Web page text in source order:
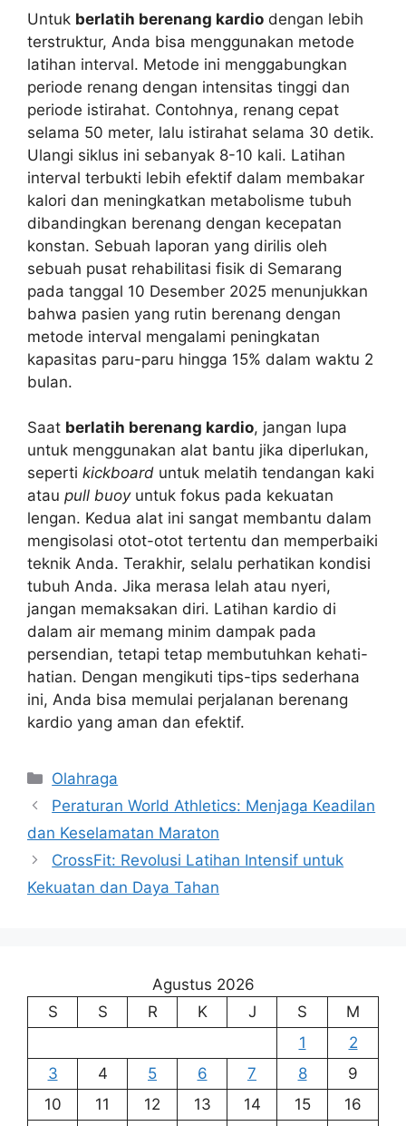
Untuk berlatih berenang kardio dengan lebih
terstruktur, Anda bisa menggunakan metode
latihan interval. Metode ini menggabungkan
periode renang dengan intensitas tinggi dan
periode istirahat. Contohnya, renang cepat
selama 50 meter, lalu istirahat selama 30 detik.
Ulangi siklus ini sebanyak 8-10 kali. Latihan
interval terbukti lebih efektif dalam membakar
kalori dan meningkatkan metabolisme tubuh
dibandingkan berenang dengan kecepatan
konstan. Sebuah laporan yang dirilis oleh
sebuah pusat rehabilitasi fisik di Semarang
pada tanggal 10 Desember 2025 menunjukkan
bahwa pasien yang rutin berenang dengan
metode interval mengalami peningkatan
kapasitas paru-paru hingga 15% dalam waktu 2
bulan.
Saat berlatih berenang kardio, jangan lupa
untuk menggunakan alat bantu jika diperlukan,
seperti kickboard untuk melatih tendangan kaki
atau pull buoyuntuk fokus pada kekuatan
lengan. Kedua alat ini sangat membantu dalam
mengisolasi otot-otot tertentu dan memperbaiki
teknik Anda. Terakhir, selalu perhatikan kondisi
tubuh Anda. Jika merasa lelah atau nyeri,
jangan memaksakan diri. Latihan kardio di
dalam air memang minim dampak pada
persendian, tetapi tetap membutuhkan kehati-
hatian. Dengan mengikuti tips-tips sederhana
ini, Anda bisa memulai perjalanan berenang
kardio yang aman dan efektif.
Kategori
Olahraga
Peraturan World Athletics: Menjaga Keadilan
dan Keselamatan Maraton
CrossFit: Revolusi Latihan Intensif untuk
Kekuatan dan Daya Tahan
Agustus 2026
S
S R K J S
M
1
2
3
4 5 6 7 8
9
10
11 12 13 14 15
16